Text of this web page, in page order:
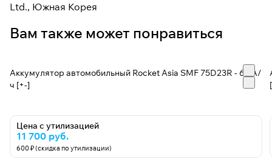
Ltd., Южная Корея
Вам также может понравиться
Аккумулятор автомобильный Rocket Asia SMF 75D23R - 65 А/
ч [+-]
Цена с утилизацией
11 700 руб.
600 ₽ (скидка по утилизации)